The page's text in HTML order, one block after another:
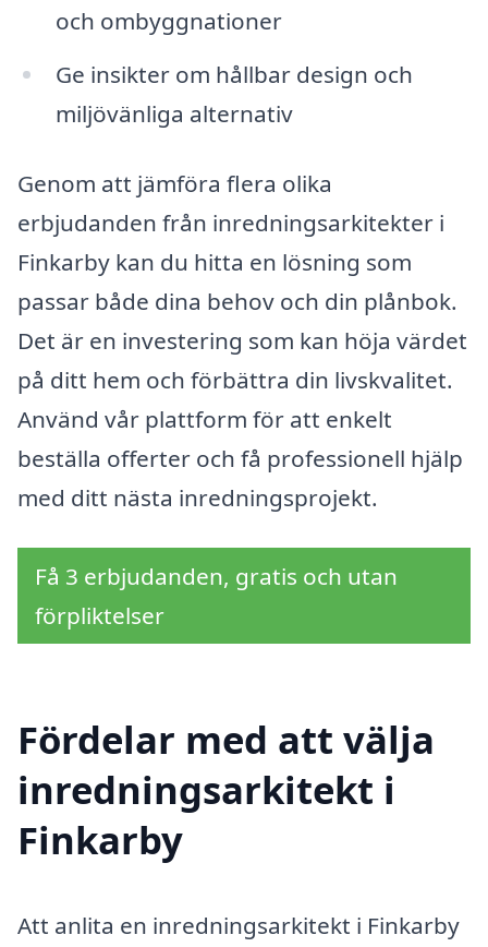
och ombyggnationer
Ge insikter om hållbar design och
miljövänliga alternativ
Genom att jämföra flera olika
erbjudanden från inredningsarkitekter i
Finkarby kan du hitta en lösning som
passar både dina behov och din plånbok.
Det är en investering som kan höja värdet
på ditt hem och förbättra din livskvalitet.
Använd vår plattform för att enkelt
beställa offerter och få professionell hjälp
med ditt nästa inredningsprojekt.
Få 3 erbjudanden, gratis och utan
förpliktelser
Fördelar med att välja
inredningsarkitekt i
Finkarby
Att anlita en inredningsarkitekt i Finkarby